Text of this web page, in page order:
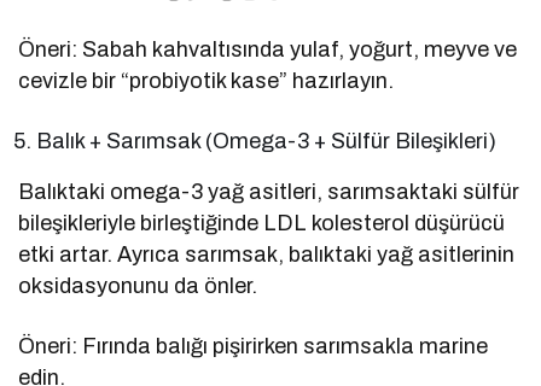
Öneri: Sabah kahvaltısında yulaf, yoğurt, meyve ve
cevizle bir “probiyotik kase” hazırlayın.
Balık + Sarımsak (Omega-3 + Sülfür Bileşikleri)
Balıktaki omega-3 yağ asitleri, sarımsaktaki sülfür
bileşikleriyle birleştiğinde LDL kolesterol düşürücü
etki artar. Ayrıca sarımsak, balıktaki yağ asitlerinin
oksidasyonunu da önler.
Öneri: Fırında balığı pişirirken sarımsakla marine
edin.